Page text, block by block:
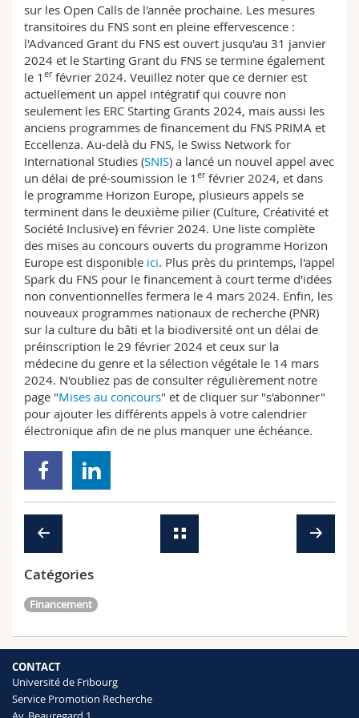
Sciences et médecine
Interfacultaire
Collaborateurs
Doctorants
Webmail
Programme des cours
MyUnifr
sur les Open Calls de l'année prochaine. Les mesures
transitoires du FNS sont en pleine effervescence :
l'Advanced Grant du FNS est ouvert jusqu'au 31 janvier
2024 et le Starting Grant du FNS se termine également
le 1 erfévrier 2024. Veuillez noter que ce dernier est
actuellement un appel intégratif qui couvre non
seulement les ERC Starting Grants 2024, mais aussi les
anciens programmes de financement du FNS PRIMA et
Eccellenza. Au-delà du FNS, le Swiss Network for
International Studies (SNIS) a lancé un nouvel appel avec
un délai de pré-soumission le 1 erfévrier 2024, et dans
le programme Horizon Europe, plusieurs appels se
terminent dans le deuxième pilier (Culture, Créativité et
Société Inclusive) en février 2024. Une liste complète
des mises au concours ouverts du programme Horizon
Europe est disponible ici. Plus près du printemps, l'appel
Spark du FNS pour le financement à court terme d'idées
non conventionnelles fermera le 4 mars 2024. Enfin, les
nouveaux programmes nationaux de recherche (PNR)
sur la culture du bâti et la biodiversité ont un délai de
préinscription le 29 février 2024 et ceux sur la
médecine du genre et la sélection végétale le 14 mars
2024. N'oubliez pas de consulter régulièrement notre
page "Mises au concours" et de cliquer sur "s'abonner"
pour ajouter les différents appels à votre calendrier
électronique afin de ne plus manquer une échéance.
Catégories
Financement
CONTACT
Université de Fribourg
Service Promotion Recherche